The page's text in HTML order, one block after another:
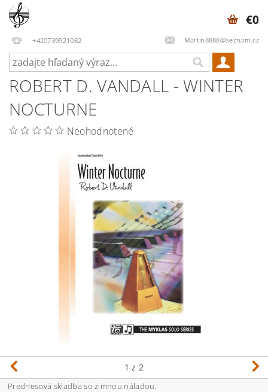
+420739921082 Martin8888@seznam.cz
€0
ROBERT D. VANDALL - WINTER
NOCTURNE
Neohodnotené
1 z 2
Prednesová skladba so zimnou náladou.